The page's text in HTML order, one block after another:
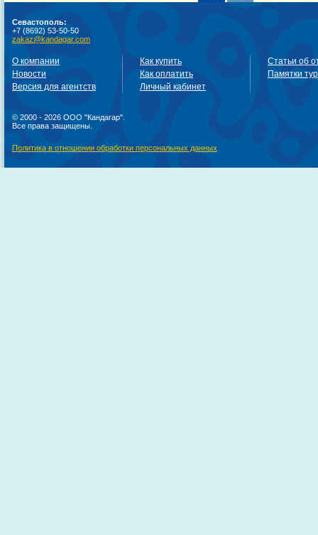
Севастополь:
+7 (8692) 53-50-50
zakaz@kandagar.com
О компании
Новости
Версия для агентств
Как купить
Как оплатить
Личный кабинет
Статьи об
Памятки
© 2000 - 2026 ООО "Кандагар".
Все права защищены.
Политика в отношении обработки персональных данных